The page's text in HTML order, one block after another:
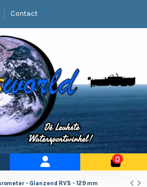
Contact
0
- Glanzend RVS - 129 mm